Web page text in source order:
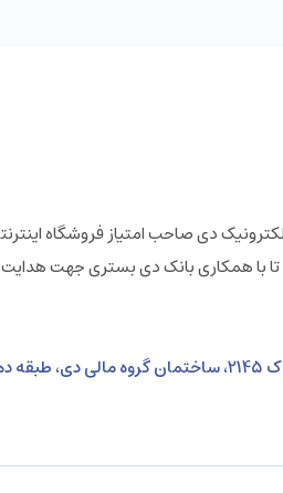
با همکاری بانک دی بستری جهت هدایت
نشانی: خیابان ولی عصر، بالاتر از خیابان بهشتی، نبش کوچه دلبسته،